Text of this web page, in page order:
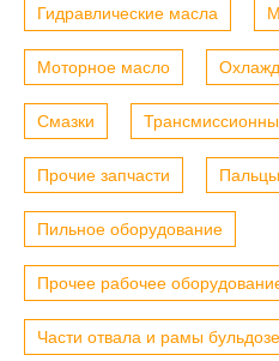
Гидравлические масла
Моторное масло
Смазки
Прочие запчасти
Пильное оборудование
Прочее рабочее
Части отвала и рамы